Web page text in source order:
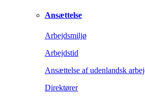
Ansættelse
Arbejdsmiljø
Arbejdstid
Ansættelse af udenlandsk
Direktører